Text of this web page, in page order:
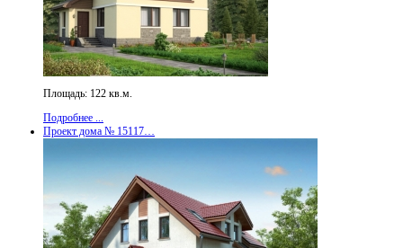
Площадь: 122 кв.м.
Подробнее ...
Проект дома № 15117…